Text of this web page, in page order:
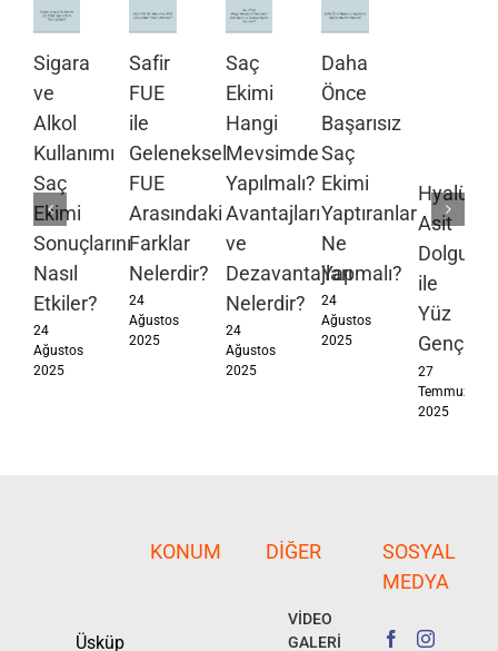
Sigara
ve
Alkol
Kullanımı
Saç
Ekimi
Sonuçlarını
Nasıl
Etkiler?
24
Ağustos
2025
Safir
FUE
ile
Geleneksel
FUE
Arasındaki
Farklar
Nelerdir?
24
Ağustos
2025
Saç
Ekimi
Hangi
Mevsimde
Yapılmalı?
Avantajları
ve
Dezavantajları
Nelerdir?
24
Ağustos
2025
Daha
Önce
Başarısız
Saç
Ekimi
Yaptıranlar
Ne
Yapmalı?
24
Ağustos
2025
Asit
Dolgusu
ile
Yüz
27
Temmuz
2025
Üsküp
KONUM DIĞER
VİDEO
GALERİ
SOSYAL
MEDYA